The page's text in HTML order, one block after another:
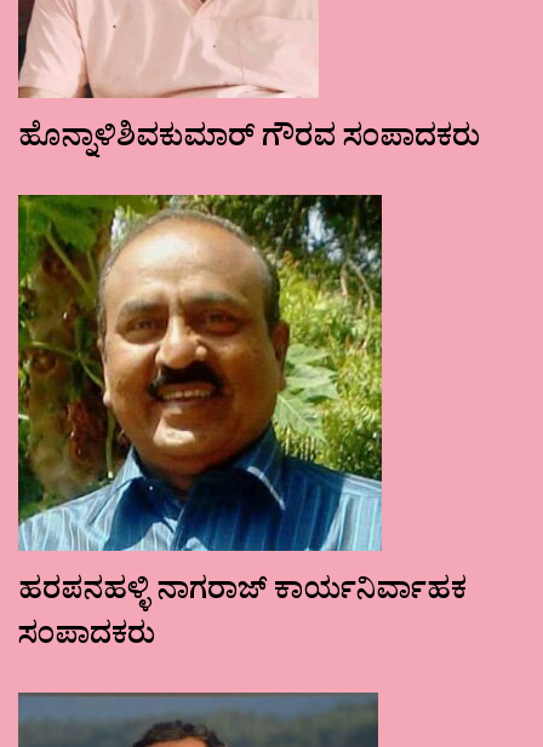
ಹೊನ್ನಾಳಿಶಿವಕುಮಾರ್ ಗೌರವ ಸಂಪಾದಕರು
ಹರಪನಹಳ್ಳಿ ನಾಗರಾಜ್ ಕಾರ್ಯನಿರ್ವಾಹಕ
ಸಂಪಾದಕರು